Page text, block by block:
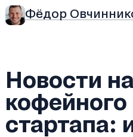
Фёдор
Новости
кофейного
стартапа: